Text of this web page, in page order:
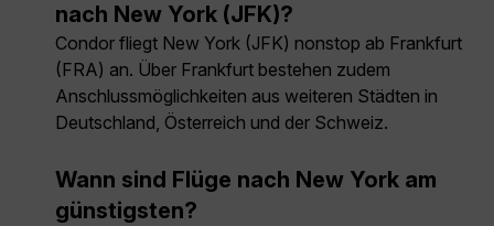
nach New York (JFK)?
Condor fliegt New York (JFK) nonstop ab Frankfurt
(FRA) an. Über Frankfurt bestehen zudem
Anschlussmöglichkeiten aus weiteren Städten in
Deutschland, Österreich und der Schweiz.
Wann sind Flüge nach New York am
günstigsten?